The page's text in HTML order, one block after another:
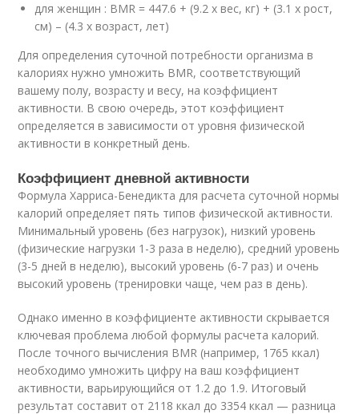
для женщин : BMR = 447.6 + (9.2 x вес, кг) + (3.1 х рост,
cм) – (4.3 х возраст, лет)
Для определения суточной потребности организма в
калориях нужно умножить BMR, соответствующий
вашему полу, возрасту и весу, на коэффициент
активности. В свою очередь, этот коэффициент
определяется в зависимости от уровня физической
активности в конкретный день.
Коэффициент дневной активности
Формула Харриса-Бенедикта для расчета суточной нормы
калорий определяет пять типов физической активности.
Минимальный уровень (без нагрузок), низкий уровень
(физические нагрузки 1-3 раза в неделю), средний уровень
(3-5 дней в неделю), высокий уровень (6-7 раз) и очень
высокий уровень (тренировки чаще, чем раз в день).
Однако именно в коэффициенте активности скрывается
ключевая проблема любой формулы расчета калорий.
После точного вычисления BMR (например, 1765 ккал)
необходимо умножить цифру на ваш коэффициент
активности, варьирующийся от 1.2 до 1.9. Итоговый
результат составит от 2118 ккал до 3354 ккал — разница